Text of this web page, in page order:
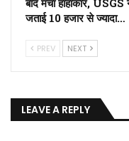
जताई 10 हजार से ज्यादा…
PREV NEXT
LEAVE A REPLY